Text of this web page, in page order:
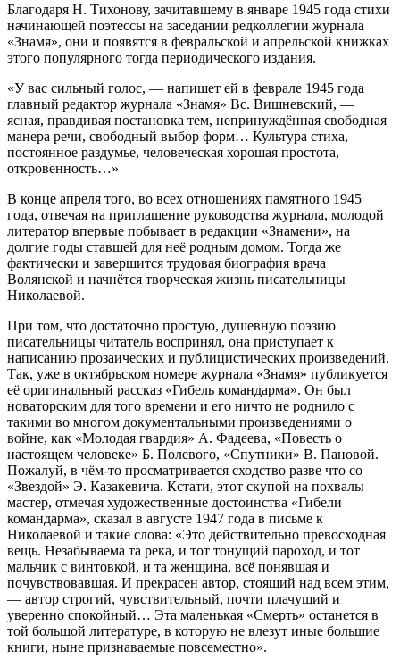
Благодаря Н. Тихонову, зачитавшему в январе 1945 года стихи
начинающей поэтессы на заседании редколлегии журнала
«Знамя», они и появятся в февральской и апрельской книжках
этого популярного тогда периодического издания.
«У вас сильный голос, — напишет ей в феврале 1945 года
главный редактор журнала «Знамя» Вс. Вишневский, —
ясная, правдивая постановка тем, непринуждённая свободная
манера речи, свободный выбор форм… Культура стиха,
постоянное раздумье, человеческая хорошая простота,
откровенность…»
В конце апреля того, во всех отношениях памятного 1945
года, отвечая на приглашение руководства журнала, молодой
литератор впервые побывает в редакции «Знамени», на
долгие годы ставшей для неё родным домом. Тогда же
фактически и завершится трудовая биография врача
Волянской и начнётся творческая жизнь писательницы
Николаевой.
При том, что достаточно простую, душевную поэзию
писательницы читатель воспринял, она приступает к
написанию прозаических и публицистических произведений.
Так, уже в октябрьском номере журнала «Знамя» публикуется
её оригинальный рассказ «Гибель командарма». Он был
новаторским для того времени и его ничто не роднило с
такими во многом документальными произведениями о
войне, как «Молодая гвардия» А. Фадеева, «Повесть о
настоящем человеке» Б. Полевого, «Спутники» В. Пановой.
Пожалуй, в чём-то просматривается сходство разве что со
«Звездой» Э. Казакевича. Кстати, этот скупой на похвалы
мастер, отмечая художественные достоинства «Гибели
командарма», сказал в августе 1947 года в письме к
Николаевой и такие слова: «Это действительно превосходная
вещь. Незабываема та река, и тот тонущий пароход, и тот
мальчик с винтовкой, и та женщина, всё понявшая и
почувствовавшая. И прекрасен автор, стоящий над всем этим,
— автор строгий, чувствительный, почти плачущий и
уверенно спокойный… Эта маленькая «Смерть» останется в
той большой литературе, в которую не влезут иные большие
книги, ныне признаваемые повсеместно».